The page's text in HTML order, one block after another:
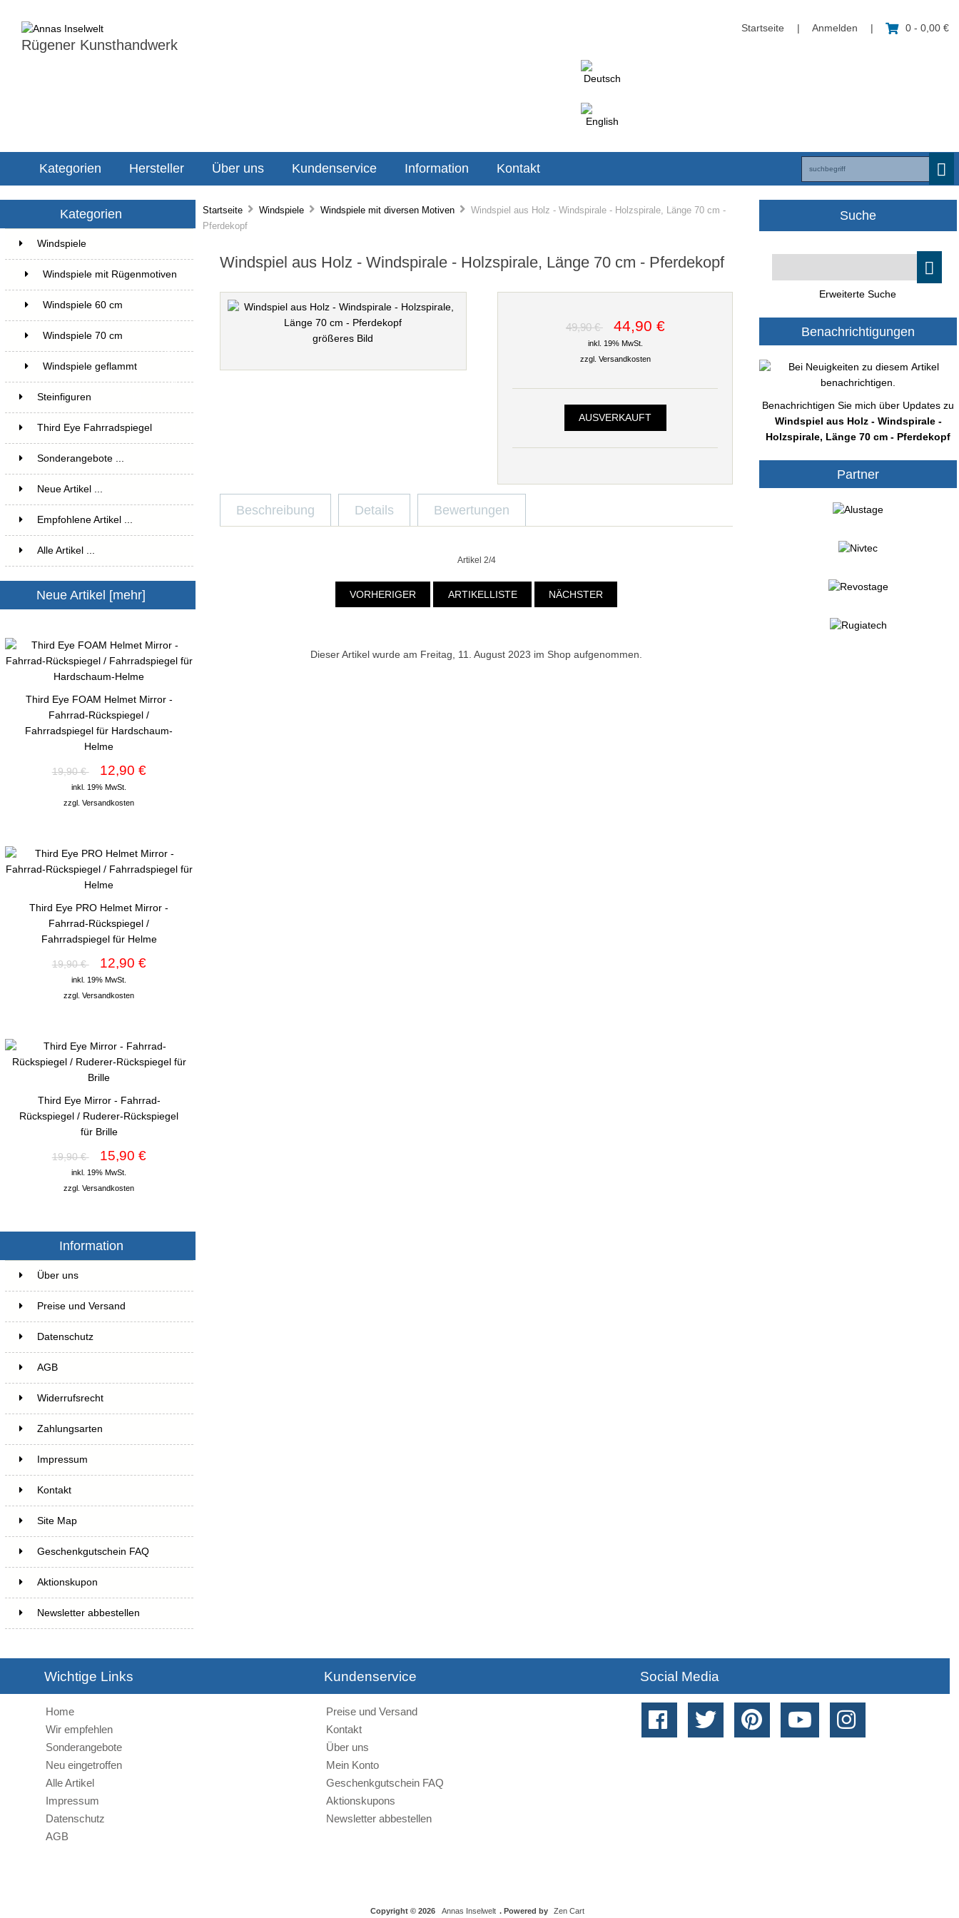
Rügener Kunsthandwerk
Startseite Anmelden 0 - 0,00 €
Kategorien Hersteller Über uns Kundenservice Information Kontakt
Kategorien
Windspiele
Windspiele mit Rügenmotiven
2
Windspiele 60 cm
2
Windspiele 70 cm
10
Windspiele geflammt
4
Steinfiguren
Third Eye Fahrradspiegel
Sonderangebote ...
Neue Artikel ...
Empfohlene Artikel ...
Alle Artikel ...
Neue Artikel [mehr]
Third Eye FOAM Helmet Mirror -
Fahrrad-Rückspiegel /
Fahrradspiegel für Hardschaum-
Helme
19,90 € 12,90 €
inkl. 19% MwSt.
zzgl.Versandkosten
Third Eye PRO Helmet Mirror -
Fahrrad-Rückspiegel /
Fahrradspiegel für Helme
19,90 € 12,90 €
inkl. 19% MwSt.
zzgl.Versandkosten
Third Eye Mirror - Fahrrad-
Rückspiegel / Ruderer-Rückspiegel
für Brille
19,90 € 15,90 €
inkl. 19% MwSt.
zzgl.Versandkosten
Information
Über uns
Preise und Versand
Datenschutz
AGB
Widerrufsrecht
Zahlungsarten
Impressum
Kontakt
Site Map
Geschenkgutschein FAQ
Aktionskupon
Newsletter abbestellen
Startseite Windspiele Windspiele mit diversen Motiven
Windspiel aus Holz - Windspirale - Holzspirale, Länge 70 cm -
Pferdekopf
Windspiel aus Holz - Windspirale - Holzspirale, Länge 70 cm - Pferdekopf
größeres Bild
49,90 € 44,90 €
inkl. 19% MwSt.
zzgl. Versandkosten
AUSVERKAUFT
Beschreibung Details Bewertungen
Artikel 2/4
VORHERIGER ARTIKELLISTE NÄCHSTER
Dieser Artikel wurde am Freitag, 11. August 2023 im Shop aufgenommen.
Suche
Erweiterte Suche
Benachrichtigungen
Benachrichtigen Sie mich über Updates zu
Windspiel aus Holz - Windspirale -
Holzspirale, Länge 70 cm - Pferdekopf
Partner
Wichtige Links
Home
Wir empfehlen
Sonderangebote
Neu eingetroffen
Alle Artikel
Impressum
Datenschutz
AGB
Kundenservice
Preise und Versand
Kontakt
Über uns
Mein Konto
Geschenkgutschein FAQ
Aktionskupons
Newsletter abbestellen
Social Media
Copyright © 2026 Annas Inselwelt . Powered by Zen Cart